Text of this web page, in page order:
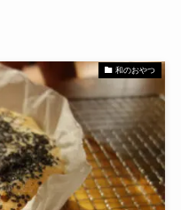
和のおやつ